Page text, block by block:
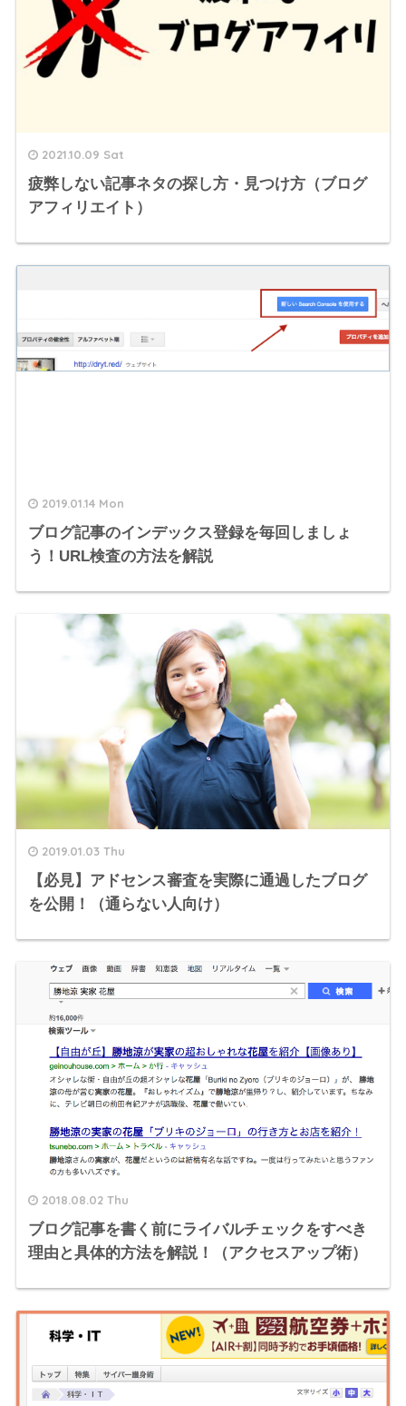
2021.10.09 Sat
疲弊しない記事ネタの探し方・見つけ方（ブログ
アフィリエイト）
2019.01.14 Mon
ブログ記事のインデックス登録を毎回しましょ
う！URL検査の方法を解説
2019.01.03 Thu
【必見】アドセンス審査を実際に通過したブログ
を公開！（通らない人向け）
2018.08.02 Thu
ブログ記事を書く前にライバルチェックをすべき
理由と具体的方法を解説！（アクセスアップ術）